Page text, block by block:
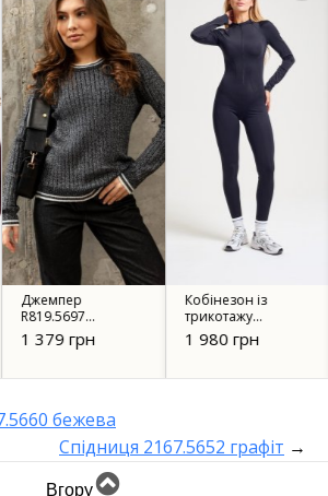
Джемпер
R819.5697
чорний
1 379 грн
Кобінезон із
трикотажу
біфлекс зі
строчкою 4626
1 980 грн
бежева
Спідниця 2167.5652 графіт →
Вгору